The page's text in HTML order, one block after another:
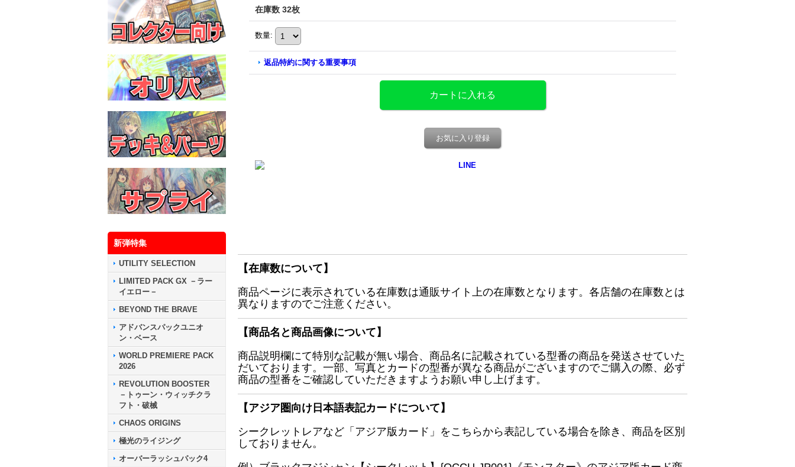
新弾特集
UTILITY SELECTION
LIMITED PACK GX －ラー
イエロー－
BEYOND THE BRAVE
アドバンスパックユニオ
ン・ベース
WORLD PREMIERE PACK
2026
REVOLUTION BOOSTER
－トゥーン・ウィッチクラ
フト・破械
CHAOS ORIGINS
極光のライジング
オーバーラッシュパック4
在庫数 32枚
数量:
返品特約に関する重要事項
お気に入り登録
【在庫数について】
商品ページに表示されている在庫数は通販サイト上の在庫数となります。各店舗の在庫数とは
異なりますのでご注意ください。
【商品名と商品画像について】
商品説明欄にて特別な記載が無い場合、商品名に記載されている型番の商品を発送させていた
だいております。一部、写真とカードの型番が異なる商品がございますのでご購入の際、必ず
商品の型番をご確認していただきますようお願い申し上げます。
【アジア圏向け日本語表記カードについて】
シークレットレアなど「アジア版カード」をこちらから表記している場合を除き、商品を区別
しておりません。